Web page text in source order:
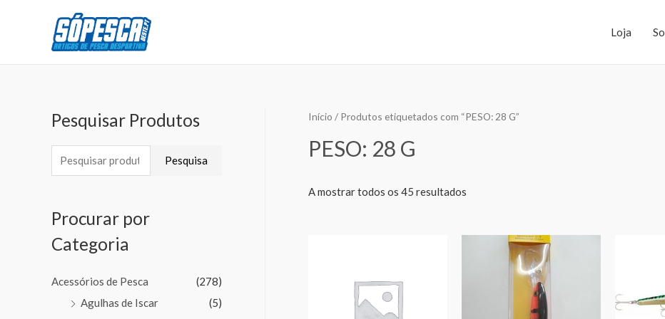
Loja
Pesquisar Produtos
Pesquisa
Procurar por
Categoria
Acessórios de Pesca
(278)
Agulhas de Iscar
(5)
Início / Produtos etiquetados com “PESO: 28 G”
PESO: 28 G
A mostrar todos os 45 resultados